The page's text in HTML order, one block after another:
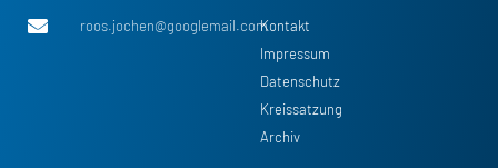
roos.jochen@googlemail.comKontakt
Impressum
Datenschutz
Kreissatzung
Archiv